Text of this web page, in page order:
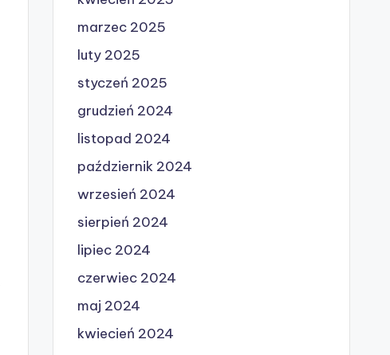
marzec 2025
luty 2025
styczeń 2025
grudzień 2024
listopad 2024
październik 2024
wrzesień 2024
sierpień 2024
lipiec 2024
czerwiec 2024
maj 2024
kwiecień 2024